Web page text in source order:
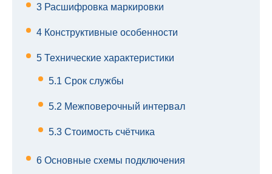
3 Расшифровка маркировки
4 Конструктивные особенности
5 Технические характеристики
5.1 Срок службы
5.2 Межповерочный интервал
5.3 Стоимость счётчика
6 Основные схемы подключения